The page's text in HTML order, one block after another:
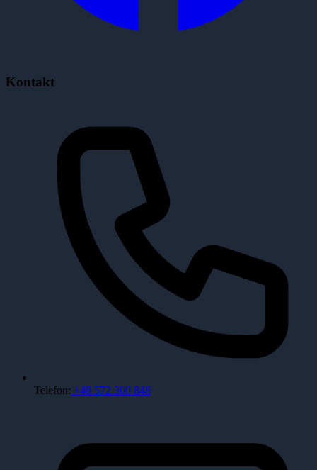
Kontakt
Telefon: +48 572 300 848